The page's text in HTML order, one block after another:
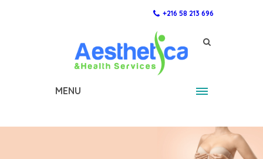
+216 58 213 696
MENU